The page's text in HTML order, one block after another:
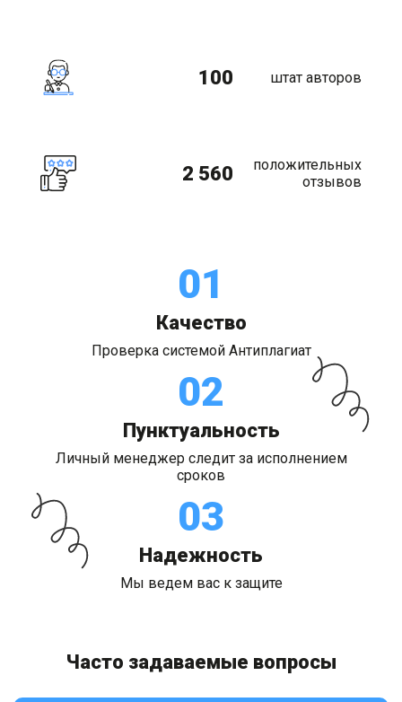
100 штат авторов
2 560
положительных
отзывов
01
Качество
Проверка системой Антиплагиат
02
Пунктуальность
Личный менеджер следит за исполнением
сроков
03
Надежность
Мы ведем вас к защите
Часто задаваемые вопросы